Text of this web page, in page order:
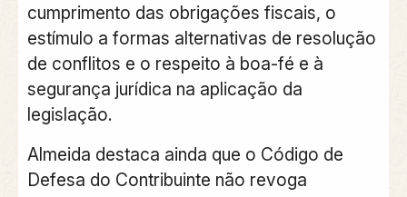
cumprimento das obrigações fiscais, o
estímulo a formas alternativas de resolução
de conflitos e o respeito à boa-fé e à
segurança jurídica na aplicação da
legislação.
Almeida destaca ainda que o Código de
Defesa do Contribuinte não revoga